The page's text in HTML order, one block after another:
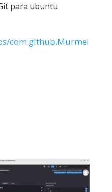
para ubuntu
com.github.Murmel